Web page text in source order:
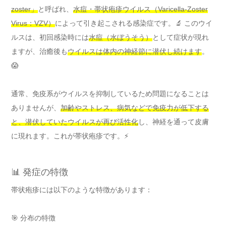
zoster」と呼ばれ、 水痘・帯状疱疹ウイルス（Varicella-Zoster
Virus：VZV）によって引き起こされる感染症です。🔬 このウイ
ルスは、初回感染時には水痘（水ぼうそう）として症状が現れ
ますが、治癒後もウイルスは体内の神経節に潜伏し続けます。
😱
通常、免疫系がウイルスを抑制しているため問題になることは
ありませんが、 加齢やストレス、病気などで免疫力が低下する
と、潜伏していたウイルスが再び活性化し、神経を通って皮膚
に現れます。これが帯状疱疹です。⚡
📊 発症の特徴
帯状疱疹には以下のような特徴があります：
🎯 分布の特徴